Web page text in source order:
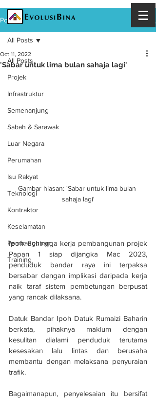
Post
All Posts
Projek
Infrastruktur
Semenanjung
Sabah & Sarawak
Luar Negara
Perumahan
Isu Rakyat
Teknologi
Kontraktor
Keselamatan
Pembangunan
Training
All Posts
'Sabar untuk lima bulan sahaja lagi'
Oct 11, 2022
Gambar hiasan: 'Sabar untuk lima bulan
sahaja lagi'
Ipoh: Sehingga kerja pembangunan projek
Papan 1 siap dijangka Mac 2023,
penduduk bandar raya ini terpaksa
bersabar dengan implikasi daripada kerja
naik taraf sistem pembetungan berpusat
yang rancak dilaksana.
Datuk Bandar Ipoh Datuk Rumaizi Baharin
berkata, pihaknya maklum dengan
kesulitan dialami penduduk terutama
kesesakan lalu lintas dan berusaha
membantu dengan melaksana penyuraian
trafik.
Bagaimanapun, penyelesaian itu bersifat